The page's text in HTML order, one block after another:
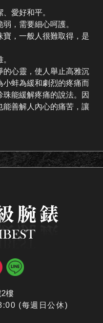
愛好和平。
，需要細心呵護。
寶，一般人很難取得，是
的心靈，使人舉止高雅沉
小蚌為緩和劇烈的疼痛而
能緩解疼痛的說法。因
善解人內心的痛苦，讓
2樓
(每週日公休)